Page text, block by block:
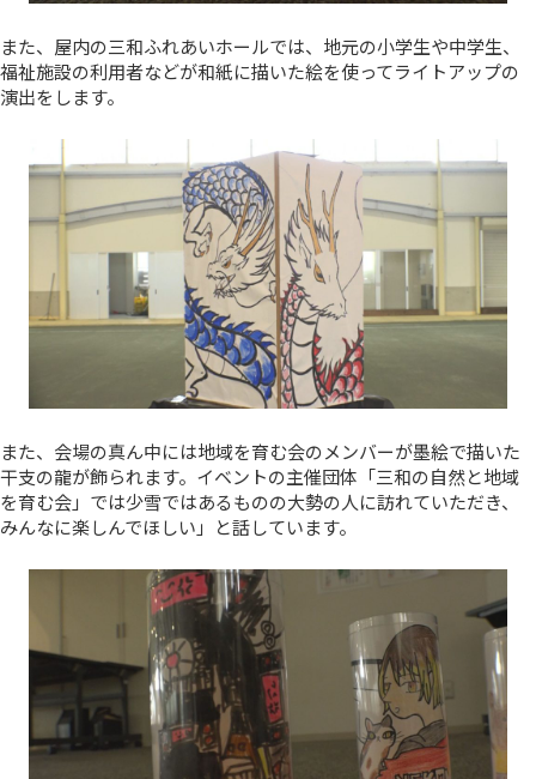
また、屋内の三和ふれあいホールでは、地元の小学生や中学生、
福祉施設の利用者などが和紙に描いた絵を使ってライトアップの
演出をします。
また、会場の真ん中には地域を育む会のメンバーが墨絵で描いた
干支の龍が飾られます。イベントの主催団体「三和の自然と地域
を育む会」では少雪ではあるものの大勢の人に訪れていただき、
みんなに楽しんでほしい」と話しています。